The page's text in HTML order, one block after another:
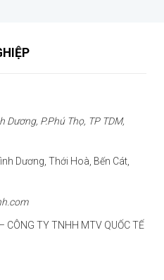
Dương, P.Phú Thọ, TP TDM,
Dương, Thới Hoà, Bến Cát,
CÔNG TY TNHH MTV QUỐC TẾ